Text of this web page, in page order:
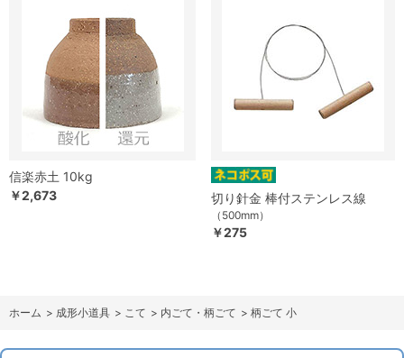
信楽赤土 10kg
￥2,673
切り針金 棒付ステンレス線
（500mm）
￥275
ホーム > 成形小道具 > こて > 内ごて・柄ごて > 柄ごて 小